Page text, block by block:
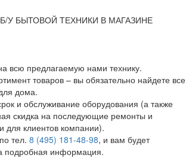
У БЫТОВОЙ ТЕХНИКИ В МАГАЗИНЕ
всю предлагаемую нами технику.
товаров – вы обязательно найдете все
дома.
и обслуживание оборудования (а также
скидка на последующие ремонты и
для клиентов компании).
тел. 8 (495) 181-48-98, и вам будет
подробная информация.